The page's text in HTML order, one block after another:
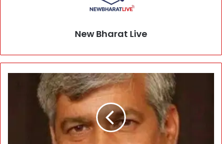
New Bharat Live